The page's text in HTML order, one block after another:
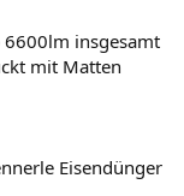
insgesamt
mit Matten
Eisendünger